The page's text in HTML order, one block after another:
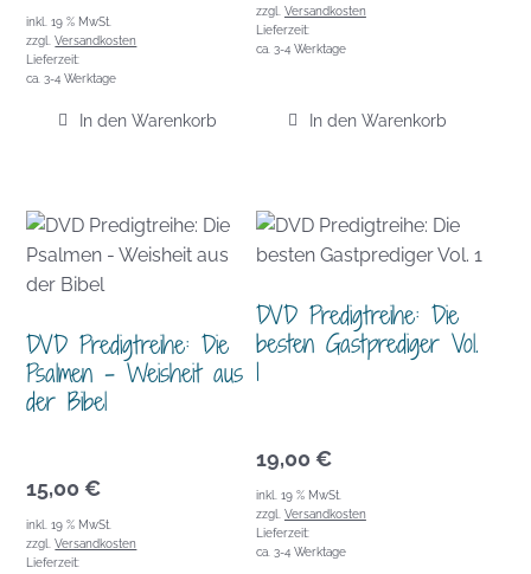
inkl. 19 % MwSt.
zzgl.Versandkosten
Lieferzeit:
ca. 3-4 Werktage
In den Warenkorb
zzgl. Versandkosten
Lieferzeit:
ca. 3-4 Werktage
In den Warenkorb
DVD Predigtreihe: Die
Psalmen – Weisheit aus
der Bibel
15,00 €
inkl. 19 % MwSt.
zzgl.Versandkosten
Lieferzeit:
DVD Predigtreihe: Die
besten Gastprediger Vol.
1
19,00 €
inkl. 19 % MwSt.
zzgl. Versandkosten
Lieferzeit:
ca. 3-4 Werktage